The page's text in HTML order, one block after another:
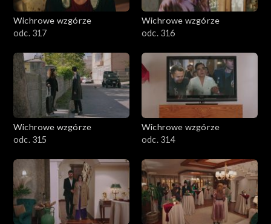
Wichrowe wzgórze
odc. 317
Wichrowe wzgórze
odc. 316
Wichrowe wzgórze
odc. 315
Wichrowe wzgórze
odc. 314